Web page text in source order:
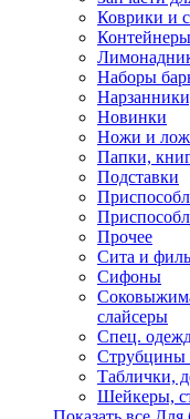
Коврики и
Наборы
Новинки
Ножи и
Папки,
Подставки
Прочее
Сита и
Сифоны
слайсеры
Спец.
Струбцины
Таблички,
Шейкеры,